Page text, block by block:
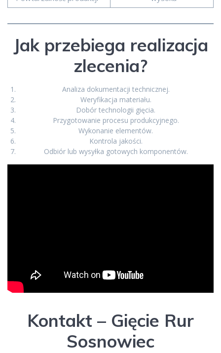
Jak przebiega realizacja
zlecenia?
Analiza dokumentacji technicznej.
Weryfikacja materiału.
Dobór technologii gięcia.
Przygotowanie procesu produkcyjnego.
Wykonanie elementów.
Kontrola jakości.
Odbiór lub wysyłka gotowych komponentów.
Kontakt – Gięcie Rur
Sosnowiec